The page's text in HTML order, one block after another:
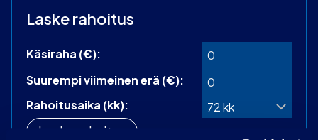
Laske rahoitus
Käsiraha (€):
Suurempi viimeinen erä (€):
Rahoitusaika (kk):
Laske rahoitus